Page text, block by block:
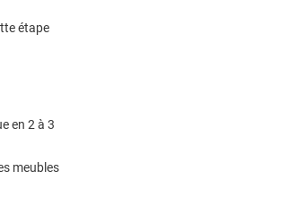
étape
en 2 à 3
meubles